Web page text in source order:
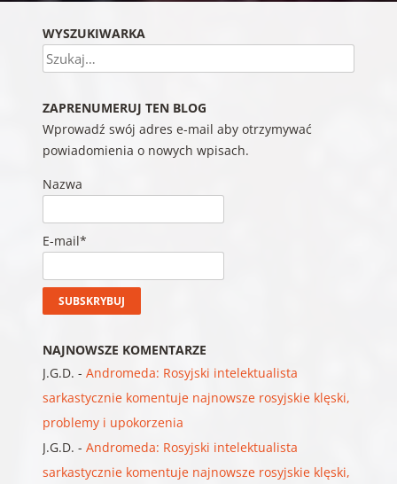
WYSZUKIWARKA
Szukaj
ZAPRENUMERUJ TEN BLOG
Wprowadź swój adres e-mail aby otrzymywać
powiadomienia o nowych wpisach.
Nazwa
E-mail*
NAJNOWSZE KOMENTARZE
J.G.D. - Andromeda: Rosyjski intelektualista
sarkastycznie komentuje najnowsze rosyjskie klęski,
problemy i upokorzenia
J.G.D. - Andromeda: Rosyjski intelektualista
sarkastycznie komentuje najnowsze rosyjskie klęski,